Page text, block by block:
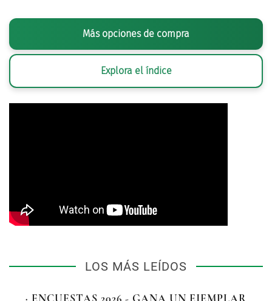
Más opciones de compra
Explora el índice
LOS MÁS LEÍDOS